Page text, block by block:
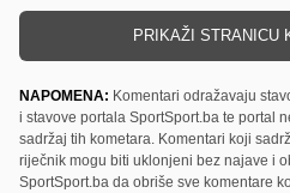
PRIKAŽI STRANICU
NAPOMENA: Komentari odražavaju
i stavove portala SportSport.ba te portal
sadržaj tih kometara. Komentari koji
riječnik mogu biti uklonjeni bez najave i
SportSport.ba da obriše sve komentare